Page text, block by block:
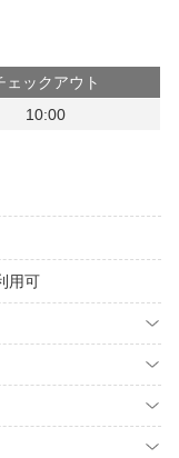
ェックアウト
10:00
用可